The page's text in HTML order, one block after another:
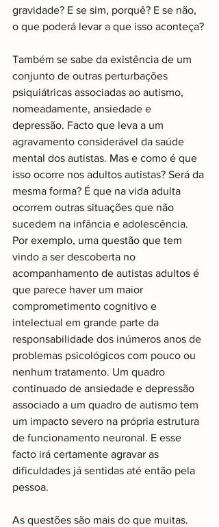
gravidade? E se sim, porquê? E se não,
o que poderá levar a que isso aconteça?
Também se sabe da existência de um
conjunto de outras perturbações
psiquiátricas associadas ao autismo,
nomeadamente, ansiedade e
depressão. Facto que leva a um
agravamento considerável da saúde
mental dos autistas. Mas e como é que
isso ocorre nos adultos autistas? Será da
mesma forma? É que na vida adulta
ocorrem outras situações que não
sucedem na infância e adolescência.
Por exemplo, uma questão que tem
vindo a ser descoberta no
acompanhamento de autistas adultos é
que parece haver um maior
comprometimento cognitivo e
intelectual em grande parte da
responsabilidade dos inúmeros anos de
problemas psicológicos com pouco ou
nenhum tratamento. Um quadro
continuado de ansiedade e depressão
associado a um quadro de autismo tem
um impacto severo na própria estrutura
de funcionamento neuronal. E esse
facto irá certamente agravar as
dificuldades já sentidas até então pela
pessoa.
As questões são mais do que muitas.